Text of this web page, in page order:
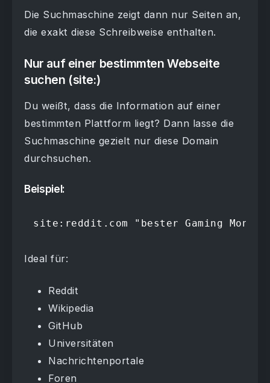
Die Suchmaschine zeigt dann nur Seiten an,
die exakt diese Schreibweise enthalten.
Nur auf einer bestimmten Webseite
suchen (site:)
Du weißt, dass die Information auf einer
bestimmten Plattform liegt? Dann lasse die
Suchmaschine gezielt nur diese Domain
durchsuchen.
Beispiel:
site:reddit.com "bester Gaming
Ideal für:
Reddit
Wikipedia
GitHub
Universitäten
Nachrichtenportale
Foren